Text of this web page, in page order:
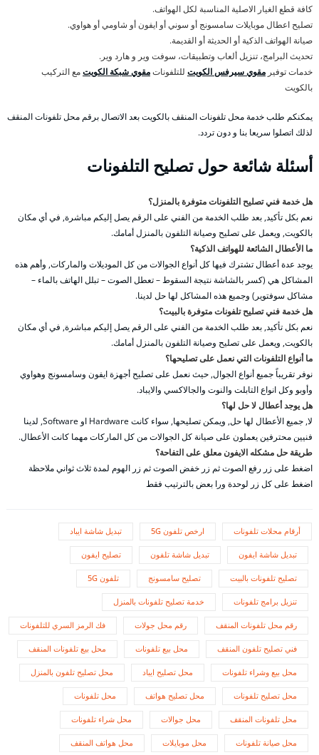
كافة قطع الغيار الاصلية المناسبة لكل الهواتف.
تصليح اعطال موبايلات سامسونج أو سوني أو ايفون أو شاومي أو هواوي.
صيانة الهواتف الذكية أو الحديثة أو القديمة.
تحديث البرامج، تنزيل ألعاب وتطبيقات، سوفت وير و هارد وير.
خدمات توفير مقوي سيرفس الكويت للتلفوناتمقوي شبكة الكويتمع التركيب
بالكويت
يمكنكم طلب خدمة محل تلفونات المنقف بالكويت بعد الاتصال برقم محل تلفونات المنقف
لذلك اتصلوا سريعا بنا و دون تردد.
أسئلة شائعة حول تصليح التلفونات
هل خدمة فني تصليح التلفونات متوفرة بالمنزل؟
نعم بكل تأكيد, بعد طلب الخدمة من الفني على الرقم يصل إليكم مباشرة, في أي مكان
بالكويت, ويعمل على تصليح وصيانة التلفون بالمنزل أمامك.
ما الأعطال الشائعة للهواتف الذكية؟
يوجد عدة أعطال تشترك فيها كل أنواع الجوالات من كل الموديلات والماركات, وأهم هذه
المشاكل هي (كسر بالشاشة نتيجة السقوط – تعطل الصوت – تبلل الهاتف بالماء –
مشاكل سوفتوير) وجميع هذه المشاكل لها حل لدينا.
هل خدمة فني تصليح تلفونات متوفرة بالبيت؟
نعم بكل تأكيد, بعد طلب الخدمة من الفني على الرقم يصل إليكم مباشرة, في أي مكان
بالكويت, ويعمل على تصليح وصيانة التلفون بالمنزل أمامك.
ما أنواع التلفونات التي نعمل على تصليحها؟
نوفر تقريباً جميع أنواع الجوال, حيث نعمل على تصليح أجهزة ايفون وسامسونج وهواوي
وأوبو وكل انواع التابلت والنوت والجالاكسي والايباد.
هل يوجد أعطال لا حل لها؟
لا, جميع الأعطال لها حل, ويمكن تصليحها, سواء كانت Hardware او Software, لدينا
فنيين محترفين يعملون على صيانة كل الجوالات من كل الماركات مهما كانت الأعطال.
طريقة حل مشكله الايفون معلق على التفاحة؟
اضغط على زر رفع الصوت ثم زر خفض الصوت ثم زر الهوم لمدة ثلاث ثواني ملاحظة
اضغط على كل زر لوحدة ورا بعض بالترتيب فقط
أرقام محلات تلفونات ارخص تلفون 5G تبديل شاشة ايباد
تبديل شاشة ايفون تبديل شاشة تلفون تصليح ايفون
تصليح تلفونات بالبيت تصليح سامسونج تلفون 5G
تنزيل برامج تلفونات خدمة تصليح تلفونات بالمنزل
رقم محل تلفونات المنقف رقم محل جولات فك الرمز السري للتلفونات
فني تصليح تلفون المنقف محل بيع تلفونات محل بيع تلفونات المنقف
محل بيع وشراء تلفونات محل تصليح ايباد محل تصليح تلفون بالمنزل
محل تصليح تلفونات محل تصليح هواتف محل تلفونات
محل تلفونات المنقف محل جوالات محل شراء تلفونات
محل صيانة تلفونات محل موبايلات محل هواتف المنقف